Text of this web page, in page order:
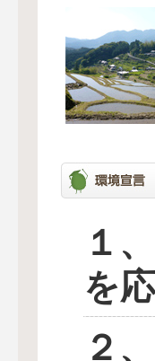
１、
を
２、